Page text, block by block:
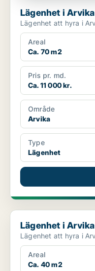
Lägenhet i Arvika
Areal
Ca. 70 m2
Pris pr. md.
Ca. 11 000 kr.
Område
Arvika
Type
Lägenhet
Lägenhet i Arvika
Lägenhet i Arvika
Areal
Ca. 40 m2